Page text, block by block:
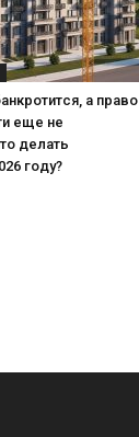
а право
еще не
делать
году?